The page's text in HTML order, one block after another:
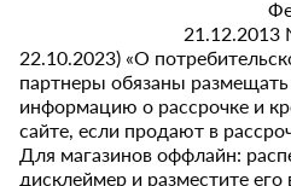
21.12.2013
22.10.2023) «О
партнеры обязаны
информацию о рассрочке и
сайте, если продают в
Для магазинов оффлайн:
дисклеймер и разместите его